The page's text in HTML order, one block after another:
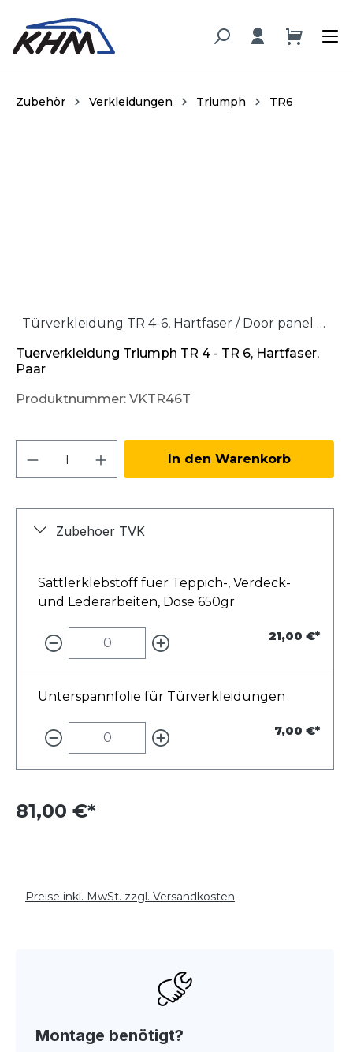
springen
Zubehör Verkleidungen Triumph TR6
Türverkleidung TR 4-6, Hartfaser / Door panel TR 4-6, hardboard
Tuerverkleidung Triumph TR 4 - TR 6, Hartfaser,
Paar
Produktnummer: VKTR46T
Produkt Anzahl: Gib den
In den Warenkorb
Zubehoer TVK
Sattlerklebstoff fuer Teppich-, Verdeck-
und Lederarbeiten, Dose 650gr
21,00 €*
Unterspannfolie für Türverkleidungen
7,00 €*
81,00 €*
Preise inkl. MwSt. zzgl. Versandkosten
Montage benötigt?